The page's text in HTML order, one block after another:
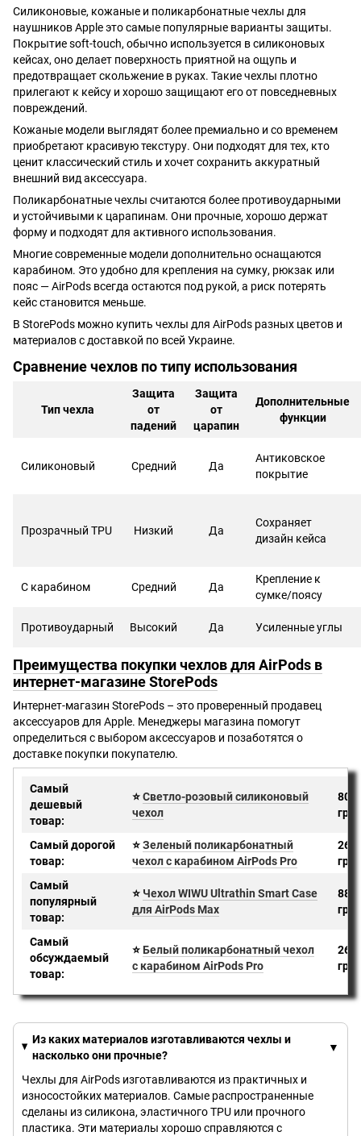
Силиконовые, кожаные и поликарбонатные чехлы для
наушников Apple это самые популярные варианты защиты.
Покрытие soft-touch, обычно используется в силиконовых
кейсах, оно делает поверхность приятной на ощупь и
предотвращает скольжение в руках. Такие чехлы плотно
прилегают к кейсу и хорошо защищают его от повседневных
повреждений.
Кожаные модели выглядят более премиально и со временем
приобретают красивую текстуру. Они подходят для тех, кто
ценит классический стиль и хочет сохранить аккуратный
внешний вид аксессуара.
Поликарбонатные чехлы считаются более противоударными
и устойчивыми к царапинам. Они прочные, хорошо держат
форму и подходят для активного использования.
Многие современные модели дополнительно оснащаются
карабином. Это удобно для крепления на сумку, рюкзак или
пояс — AirPods всегда остаются под рукой, а риск потерять
кейс становится меньше.
В StorePods можно купить чехлы для AirPods разных цветов и
материалов с доставкой по всей Украине.
Сравнение чехлов по типу использования
Тип чехла
Защита
от
падений
Защита
от
царапин
Дополнительные
функции
Силиконовый Средний Да
Антиковское
покрытие
Прозрачный TPU Низкий Да
Сохраняет
дизайн кейса
С карабином Средний Да
Крепление к
сумке/поясу
Противоударный Высокий Да Усиленные углы
Преимущества покупки чехлов для AirPods в
интернет-магазине StorePods
Интернет-магазин StorePods – это проверенный продавец
аксессуаров для Apple. Менеджеры магазина помогут
определиться с выбором аксессуаров и позаботятся о
доставке покупки покупателю.
Самый
дешевый
товар:
⭐Светло-розовый силиконовый
чехол
80
грн
Самый дорогой
товар:
⭐Зеленый поликарбонатный
чехол с карабином AirPods Pro
260
грн
Самый
популярный
товар:
⭐ Чехол WIWU Ultrathin Smart Case
для AirPods Max
880
грн
Самый
обсуждаемый
товар:
⭐Белый поликарбонатный чехол
с карабином AirPods Pro
260
грн
Из каких материалов изготавливаются чехлы и
насколько они прочные?
Чехлы для AirPods изготавливаются из практичных и
износостойких материалов. Самые распространенные
сделаны из силикона, эластичного TPU или прочного
пластика. Эти материалы хорошо справляются с